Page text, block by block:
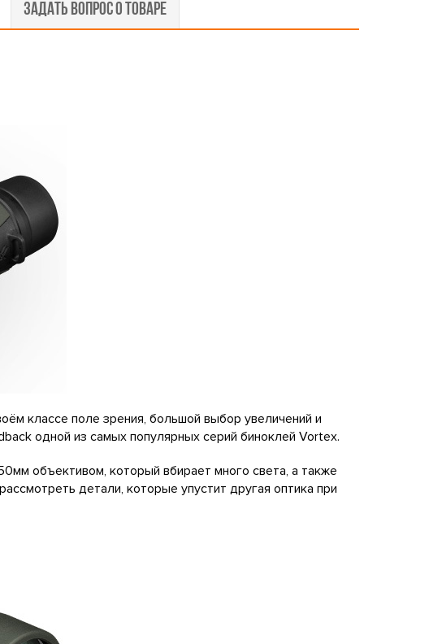
ЗАДАТЬ ВОПРОС О ТОВАРЕ
классе поле зрения, большой выбор увеличений и
одной из самых популярных серий биноклей Vortex.
объективом, который вбирает много света, а также
детали, которые упустит другая оптика при